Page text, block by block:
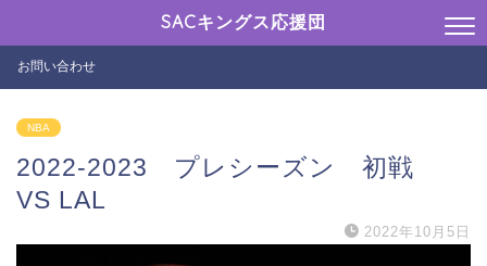
SACキングス応援団
お問い合わせ
NBA
2022-2023 プレシーズン 初戦
VS LAL
2022年10月5日